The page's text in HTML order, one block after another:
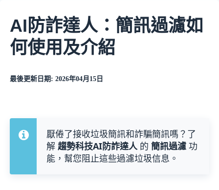
AI防詐達人：簡訊過濾如
何使用及介紹
最後更新日期: 2026年04月15日
厭倦了接收垃圾簡訊和詐騙簡訊嗎？了
解 趨勢科技AI防詐達人的 簡訊過濾 功
能，幫您阻止這些過濾垃圾信息。